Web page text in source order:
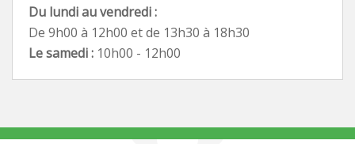
Du lundi au vendredi :
De 9h00 à 12h00 et de 13h30 à 18h30
Le samedi : 10h00 - 12h00